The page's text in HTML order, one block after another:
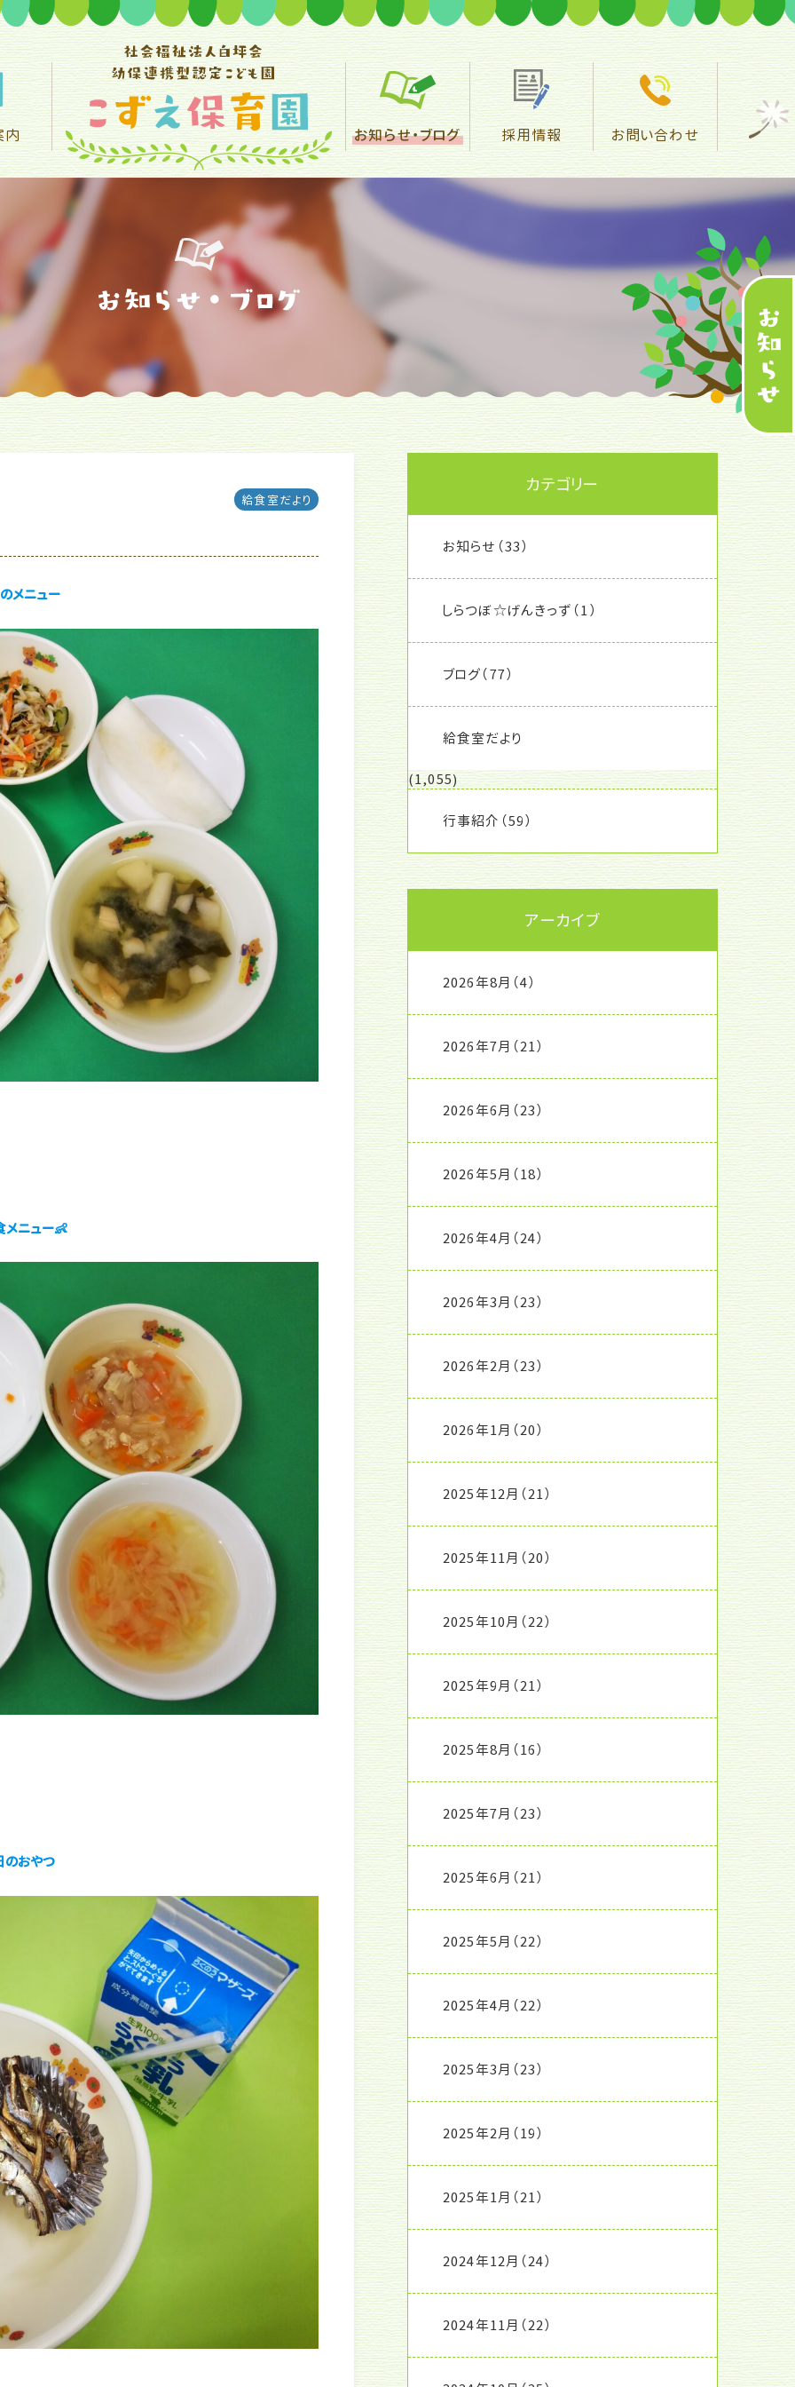
内 お知らせ・ブログ 採用情報 お問い合わせ
給食室だより
メニュー
メニュー👶
のおやつ
カテゴリー
お知らせ （33）
しらつぼ☆げんきっず （1）
ブログ（77）
給食室だより
(1,055)
行事紹介 （59）
アーカイブ
2026年8月 （4）
2026年7月 （21）
2026年6月 （23）
2026年5月 （18）
2026年4月 （24）
2026年3月 （23）
2026年2月 （23）
2026年1月 （20）
2025年12月 （21）
2025年11月 （20）
2025年10月 （22）
2025年9月 （21）
2025年8月 （16）
2025年7月 （23）
2025年6月 （21）
2025年5月 （22）
2025年4月 （22）
2025年3月 （23）
2025年2月 （19）
2025年1月 （21）
2024年12月 （24）
2024年11月 （22）